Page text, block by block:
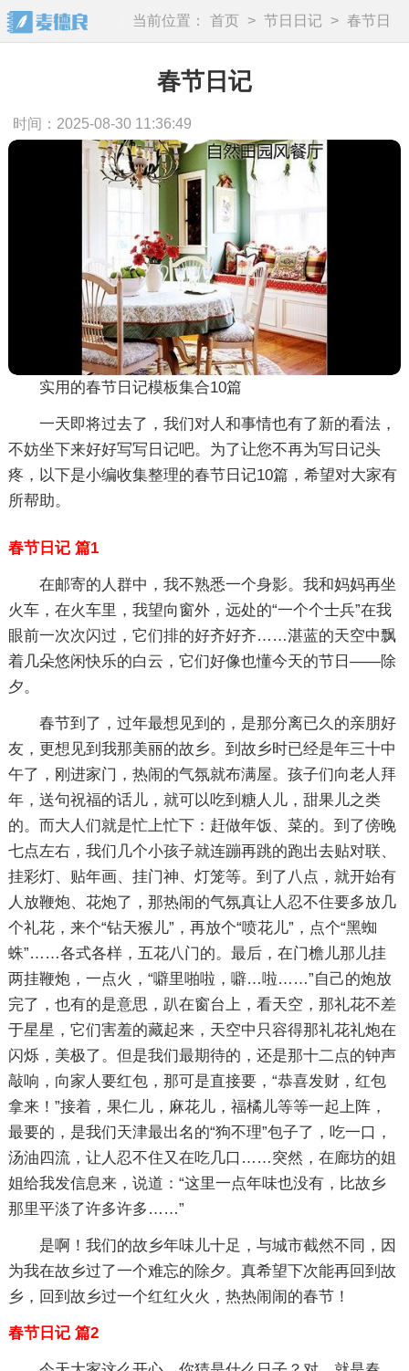
当前位置： 首页 > 节日日记 > 春节日
记
春节日记
时间：2025-08-30 11:36:49
实用的春节日记模板集合10篇
一天即将过去了，我们对人和事情也有了新的看法，
不妨坐下来好好写写日记吧。为了让您不再为写日记头
疼，以下是小编收集整理的春节日记10篇，希望对大家有
所帮助。
春节日记 篇1
在邮寄的人群中，我不熟悉一个身影。我和妈妈再坐
火车，在火车里，我望向窗外，远处的“一个个士兵”在我
眼前一次次闪过，它们排的好齐好齐……湛蓝的天空中飘
着几朵悠闲快乐的白云，它们好像也懂今天的节日——除
夕。
春节到了，过年最想见到的，是那分离已久的亲朋好
友，更想见到我那美丽的故乡。到故乡时已经是年三十中
午了，刚进家门，热闹的气氛就布满屋。孩子们向老人拜
年，送句祝福的话儿，就可以吃到糖人儿，甜果儿之类
的。而大人们就是忙上忙下：赶做年饭、菜的。到了傍晚
七点左右，我们几个小孩子就连蹦再跳的跑出去贴对联、
挂彩灯、贴年画、挂门神、灯笼等。到了八点，就开始有
人放鞭炮、花炮了，那热闹的气氛真让人忍不住要多放几
个礼花，来个“钻天猴儿”，再放个“喷花儿”，点个“黑蜘
蛛”……各式各样，五花八门的。最后，在门檐儿那儿挂
两挂鞭炮，一点火，“噼里啪啦，噼…啦……”自己的炮放
完了，也有的是意思，趴在窗台上，看天空，那礼花不差
于星星，它们害羞的藏起来，天空中只容得那礼花礼炮在
闪烁，美极了。但是我们最期待的，还是那十二点的钟声
敲响，向家人要红包，那可是直接要，“恭喜发财，红包
拿来！”接着，果仁儿，麻花儿，福橘儿等等一起上阵，
最要的，是我们天津最出名的“狗不理”包子了，吃一口，
汤油四流，让人忍不住又在吃几口……突然，在廊坊的姐
姐给我发信息来，说道：“这里一点年味也没有，比故乡
那里平淡了许多许多……”
是啊！我们的故乡年味儿十足，与城市截然不同，因
为我在故乡过了一个难忘的除夕。真希望下次能再回到故
乡，回到故乡过一个红红火火，热热闹闹的春节！
春节日记 篇2